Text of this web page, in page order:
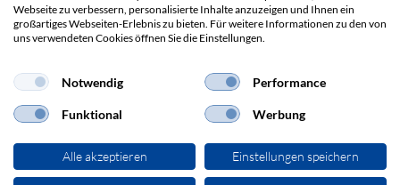
Impressum Haftungsausschluss
Webseite zu verbessern, personalisierte Inhalte anzuzeigen und Ihnen ein
großartiges Webseiten-Erlebnis zu bieten. Für weitere Informationen zu den von
uns verwendeten Cookies öffnen Sie die Einstellungen.
Notwendig Performance
Funktional Werbung
Alle akzeptieren Einstellungen speichern